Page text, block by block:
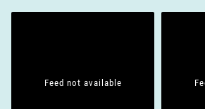
Feed not available